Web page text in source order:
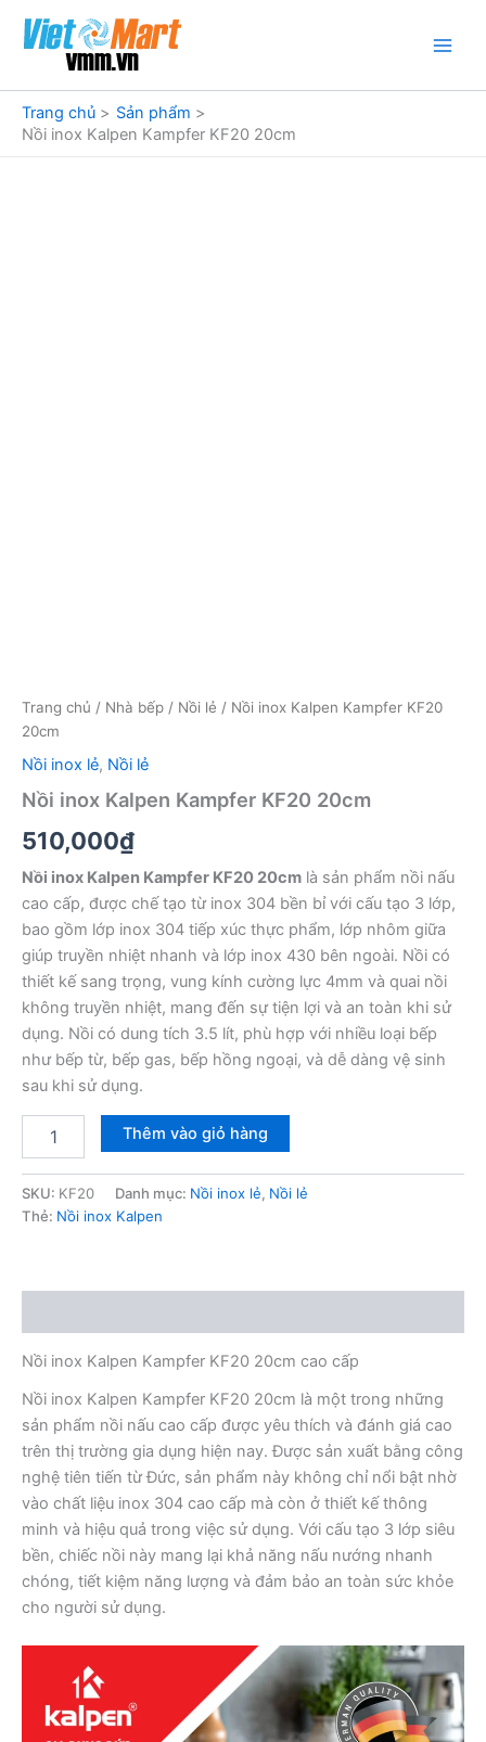
dung
Trang chủ
Sản phẩm
Nồi inox Kalpen Kampfer KF20 20cm
Trang chủ / Nhà bếp / Nồi lẻ / Nồi inox Kalpen Kampfer KF20
20cm
Nồi inox lẻ, Nồi lẻ
Nồi inox Kalpen Kampfer KF20 20cm
510,000₫
Nồi inox Kalpen Kampfer KF20 20cm là sản phẩm nồi nấu
cao cấp, được chế tạo từ inox 304 bền bỉ với cấu tạo 3 lớp,
bao gồm lớp inox 304 tiếp xúc thực phẩm, lớp nhôm giữa
giúp truyền nhiệt nhanh và lớp inox 430 bên ngoài. Nồi có
thiết kế sang trọng, vung kính cường lực 4mm và quai nồi
không truyền nhiệt, mang đến sự tiện lợi và an toàn khi sử
dụng. Nồi có dung tích 3.5 lít, phù hợp với nhiều loại bếp
như bếp từ, bếp gas, bếp hồng ngoại, và dễ dàng vệ sinh
sau khi sử dụng.
Kampfer
KF20
Thêm vào giỏ hàng
SKU: KF20 Danh mục: Nồi inox lẻ, Nồi lẻ
Thẻ: Nồi inox Kalpen
Nồi inox Kalpen Kampfer KF20 20cm cao cấp
Nồi inox Kalpen Kampfer KF20 20cm là một trong những
sản phẩm nồi nấu cao cấp được yêu thích và đánh giá cao
trên thị trường gia dụng hiện nay. Được sản xuất bằng công
nghệ tiên tiến từ Đức, sản phẩm này không chỉ nổi bật nhờ
vào chất liệu inox 304 cao cấp mà còn ở thiết kế thông
minh và hiệu quả trong việc sử dụng. Với cấu tạo 3 lớp siêu
bền, chiếc nồi này mang lại khả năng nấu nướng nhanh
chóng, tiết kiệm năng lượng và đảm bảo an toàn sức khỏe
cho người sử dụng.